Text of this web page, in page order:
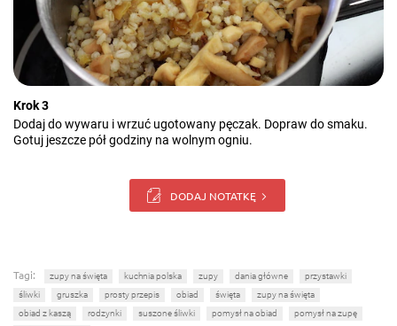
Krok 3
Dodaj do wywaru i wrzuć ugotowany pęczak. Dopraw do smaku.
Gotuj jeszcze pół godziny na wolnym ogniu.
DODAJ NOTATKĘ
Tagi: zupy na święta kuchnia polska zupy dania główne
przystawki
śliwki
gruszka prosty przepis obiad święta
zupy na święta
obiad z kaszą
rodzynki suszone śliwki pomysł na obiad
pomysł na zupę